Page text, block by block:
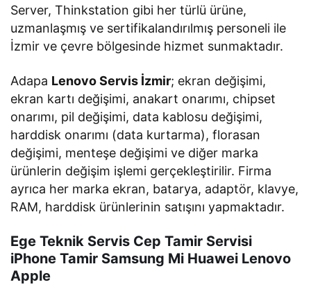
Server, Thinkstation gibi her türlü ürüne,
uzmanlaşmış ve sertifikalandırılmış personeli ile
İzmir ve çevre bölgesinde hizmet sunmaktadır.
Adapa Lenovo Servis İzmir; ekran değişimi,
ekran kartı değişimi, anakart onarımı, chipset
onarımı, pil değişimi, data kablosu değişimi,
harddisk onarımı (data kurtarma), florasan
değişimi, menteşe değişimi ve diğer marka
ürünlerin değişim işlemi gerçekleştirilir. Firma
ayrıca her marka ekran, batarya, adaptör, klavye,
RAM, harddisk ürünlerinin satışını yapmaktadır.
Ege Teknik Servis Cep Tamir Servisi
iPhone Tamir Samsung Mi Huawei Lenovo
Apple